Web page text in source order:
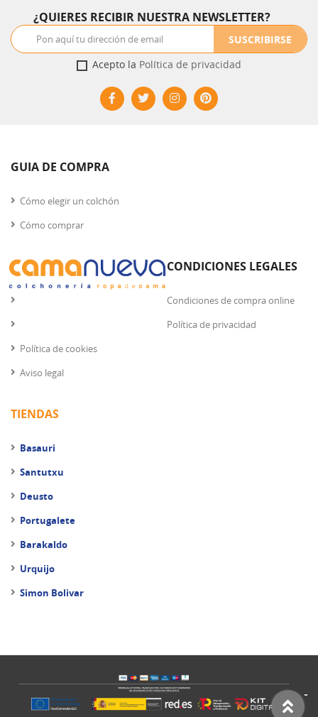
¿QUIERES RECIBIR NUESTRA NEWSLETTER?
SUSCRIBIRSE
Acepto la Política de privacidad
GUIA DE COMPRA
Cómo elegir un colchón
Cómo comprar
CONDICIONES LEGALES
Condiciones de compra online
Política de privacidad
Política de cookies
Aviso legal
TIENDAS
Basauri
Santutxu
Deusto
Portugalete
Barakaldo
Urquijo
Simon Bolivar